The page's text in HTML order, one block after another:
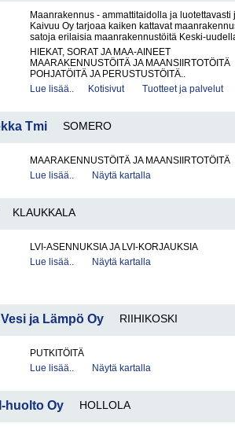
Maanrakennus - ammattitaidolla ja
Kaivuu Oy tarjoaa kaiken kattavat
satoja erilaisia maanrakennustöitä Keski-
HIEKAT, SORAT JA MAA-AINEET
MAARAKENNUSTÖITÄ JA MAANSIIRTOTÖITÄ
POHJATÖITÄ JA PERUSTUSTÖITÄ..
Lue lisää..
Kotisivut Tuotteet ja palvelut
Tmi SOMERO
MAARAKENNUSTÖITÄ JA MAANSIIRTOTÖITÄ
Lue lisää..
Näytä kartalla
KLAUKKALA
LVI-ASENNUKSIA JA LVI-KORJAUKSIA
Lue lisää..
Näytä kartalla
ja Lämpö Oy RIIHIKOSKI
PUTKITÖITÄ
Lue lisää..
Näytä kartalla
huolto Oy HOLLOLA